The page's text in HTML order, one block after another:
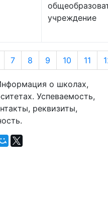
учреждение
7 8 9 10 11
о школах,
Успеваемость,
реквизиты,